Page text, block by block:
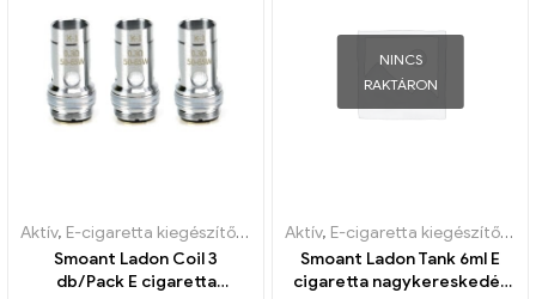
Aktív, E-cigaretta kiegészítők ,
Párologtató
Smoant Ladon Coil 3
db/Pack E cigaretta
NINCS
RAKTÁRON
Aktív, E-cigaretta kiegészítők ,
Smoant Ladon Tank 6ml E
cigaretta nagykereskedés